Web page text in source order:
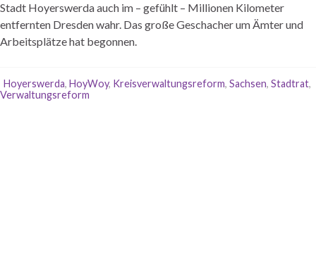
Stadt Hoyerswerda auch im – gefühlt – Millionen Kilometer
entfernten Dresden wahr. Das große Geschacher um Ämter und
Arbeitsplätze hat begonnen.
Hoyerswerda, HoyWoy, Kreisverwaltungsreform, Sachsen, Stadtrat,
Verwaltungsreform